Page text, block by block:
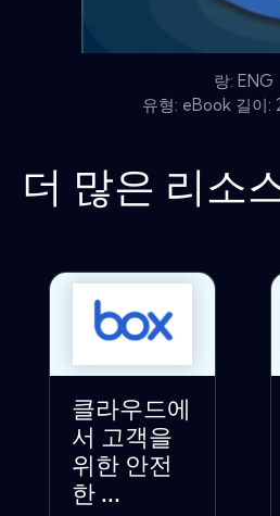
랑: ENG
유형: eBook 길이:
더 많은 리소
클라우드에
서 고객을
위한 안전
한 ...